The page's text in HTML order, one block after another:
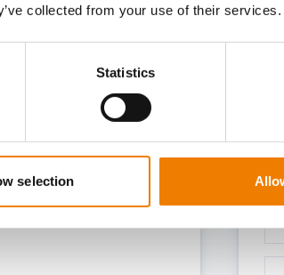
collected from your use of their services.
Statistics
selection